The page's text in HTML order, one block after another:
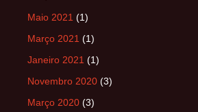
Maio 2021 (1)
Março 2021 (1)
Janeiro 2021 (1)
Novembro 2020 (3)
Março 2020 (3)